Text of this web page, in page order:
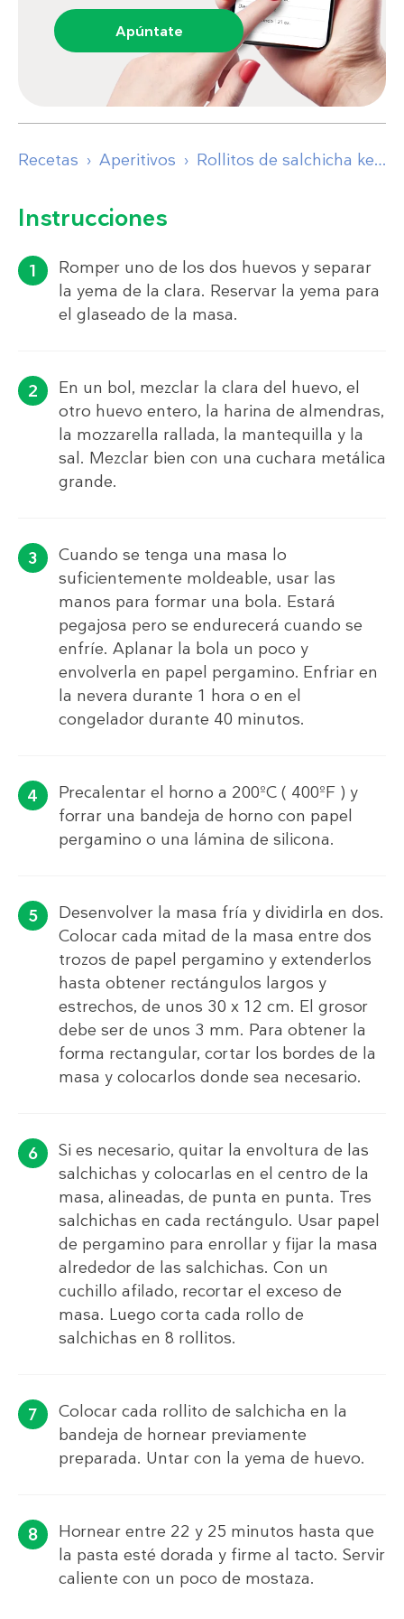
Apúntate
Recetas Aperitivos Rollitos de salchicha keto
Instrucciones
Romper uno de los dos huevos y separar
la yema de la clara. Reservar la yema para
el glaseado de la masa.
En un bol, mezclar la clara del huevo, el
otro huevo entero, la harina de almendras,
la mozzarella rallada, la mantequilla y la
sal. Mezclar bien con una cuchara metálica
grande.
Cuando se tenga una masa lo
suficientemente moldeable, usar las
manos para formar una bola. Estará
pegajosa pero se endurecerá cuando se
enfríe. Aplanar la bola un poco y
envolverla en papel pergamino. Enfriar en
la nevera durante 1 hora o en el
congelador durante 40 minutos.
Precalentar el horno a 200ºC ( 400ºF ) y
forrar una bandeja de horno con papel
pergamino o una lámina de silicona.
Desenvolver la masa fría y dividirla en dos.
Colocar cada mitad de la masa entre dos
trozos de papel pergamino y extenderlos
hasta obtener rectángulos largos y
estrechos, de unos 30 x 12 cm. El grosor
debe ser de unos 3 mm. Para obtener la
forma rectangular, cortar los bordes de la
masa y colocarlos donde sea necesario.
Si es necesario, quitar la envoltura de las
salchichas y colocarlas en el centro de la
masa, alineadas, de punta en punta. Tres
salchichas en cada rectángulo. Usar papel
de pergamino para enrollar y fijar la masa
alrededor de las salchichas. Con un
cuchillo afilado, recortar el exceso de
masa. Luego corta cada rollo de
salchichas en 8 rollitos.
Colocar cada rollito de salchicha en la
bandeja de hornear previamente
preparada. Untar con la yema de huevo.
Hornear entre 22 y 25 minutos hasta que
la pasta esté dorada y firme al tacto. Servir
caliente con un poco de mostaza.